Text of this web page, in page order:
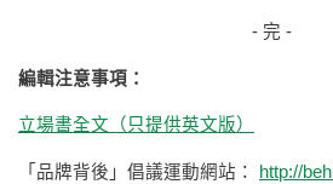
- 完 -
編輯注意事項：
立場書全文（只提供英文版）
「品牌背後」倡議運動網站：
http://